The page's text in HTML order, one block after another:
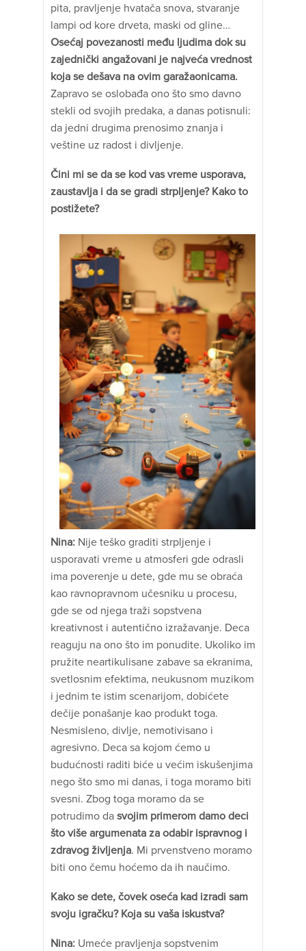
pita, pravljenje hvatača snova, stvaranje
lampi od kore drveta, maski od gline…
Osećaj povezanosti među ljudima dok su
zajednički angažovani je najveća vrednost
koja se dešava na ovim garažaonicama.
Zapravo se oslobađa ono što smo davno
stekli od svojih predaka, a danas potisnuli:
da jedni drugima prenosimo znanja i
veštine uz radost i divljenje.
Čini mi se da se kod vas vreme usporava,
zaustavlja i da se gradi strpljenje? Kako to
postižete?
Nina: Nije teško graditi strpljenje i
usporavati vreme u atmosferi gde odrasli
ima poverenje u dete, gde mu se obraća
kao ravnopravnom učesniku u procesu,
gde se od njega traži sopstvena
kreativnost i autentično izražavanje. Deca
reaguju na ono što im ponudite. Ukoliko im
pružite neartikulisane zabave sa ekranima,
svetlosnim efektima, neukusnom muzikom
i jednim te istim scenarijom, dobićete
dečije ponašanje kao produkt toga.
Nesmisleno, divlje, nemotivisano i
agresivno. Deca sa kojom ćemo u
budućnosti raditi biće u većim iskušenjima
nego što smo mi danas, i toga moramo biti
svesni. Zbog toga moramo da se
potrudimo da svojim primerom damo deci
što više argumenata za odabir ispravnog i
zdravog življenja. Mi prvenstveno moramo
biti ono čemu hoćemo da ih naučimo.
Kako se dete, čovek oseća kad izradi sam
svoju igračku? Koja su vaša iskustva?
Nina: Umeće pravljenja sopstvenim